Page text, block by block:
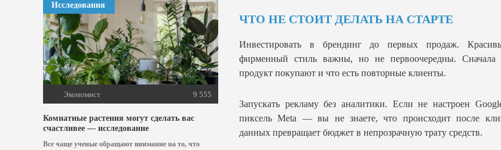
Исследования
Экономист 9 555
Комнатные растения могут сделать вас
счастливее — исследование
Все чаще ученые обращают внимание на то, что
ЧТО НЕ СТОИТ ДЕЛАТЬ НА СТАРТЕ
Инвестировать в брендинг до первых продаж.
фирменный стиль важны, но не первоочередны. Сначала
продукт покупают и что есть повторные клиенты.
Запускать рекламу без аналитики. Если не настроен
пиксель Meta — вы не знаете, что происходит после
данных превращает бюджет в непрозрачную трату средств.